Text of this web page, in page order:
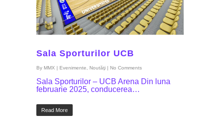
Sala Sporturilor UCB
By MMX Evenimente, Noutăţi No Comments
Sala Sporturilor – UCB Arena Din luna
februarie 2025, conducerea…
Read More